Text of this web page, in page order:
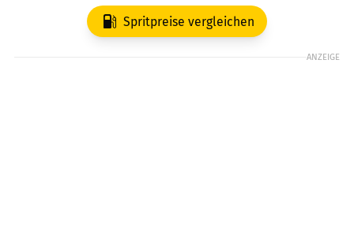
Spritpreise vergleichen
ANZEIGE